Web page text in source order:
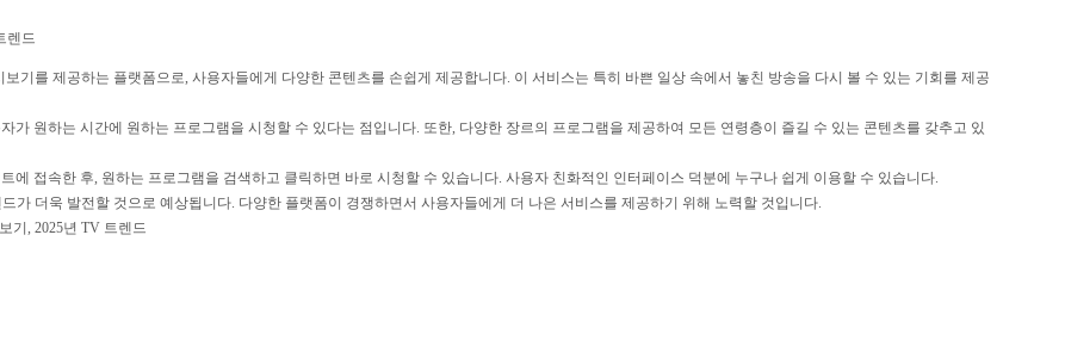
렌드
기를 제공하는 플랫폼으로, 사용자들에게 다양한 콘텐츠를 손쉽게 제공합니다. 이 서비스는 특히 바쁜 일상 속에서 놓친 방송을 다시 볼 수 있는 기회를 제공
가 원하는 시간에 원하는 프로그램을 시청할 수 있다는 점입니다. 또한, 다양한 장르의 프로그램을 제공하여 모든 연령층이 즐길 수 있는 콘텐츠를 갖추고 있
에 접속한 후, 원하는 프로그램을 검색하고 클릭하면 바로 시청할 수 있습니다. 사용자 친화적인 인터페이스 덕분에 누구나 쉽게 이용할 수 있습니다.
가 더욱 발전할 것으로 예상됩니다. 다양한 플랫폼이 경쟁하면서 사용자들에게 더 나은 서비스를 제공하기 위해 노력할 것입니다.
기, 2025년 TV 트렌드